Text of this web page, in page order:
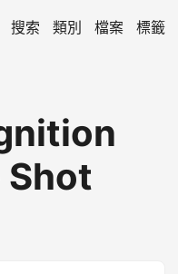
搜索 類別 檔案 標籤
Shot